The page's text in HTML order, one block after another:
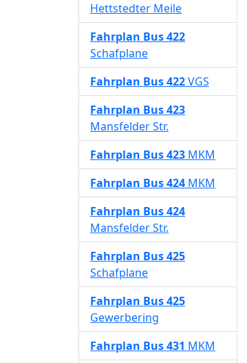
Hettstedter Meile
Fahrplan Bus 422
Schafplane
Fahrplan Bus 422VGS
Fahrplan Bus 423
Mansfelder Str.
Fahrplan Bus 423 MKM
Fahrplan Bus 424 MKM
Fahrplan Bus 424
Mansfelder Str.
Fahrplan Bus 425
Schafplane
Fahrplan Bus 425
Gewerbering
Fahrplan Bus 431 MKM